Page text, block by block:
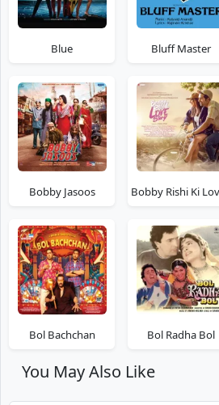
Blue Bluff Master
Bobby Jasoos
Bol Bachchan Bol Radha Bol
You May Also Like